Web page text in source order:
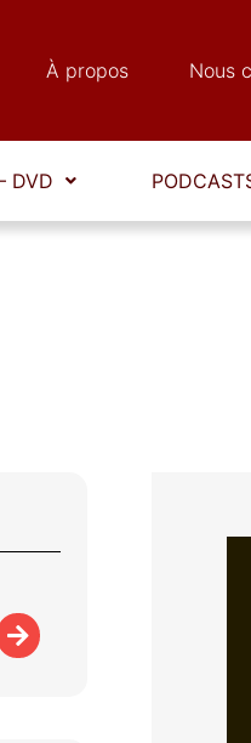
À propos Nous
DVD